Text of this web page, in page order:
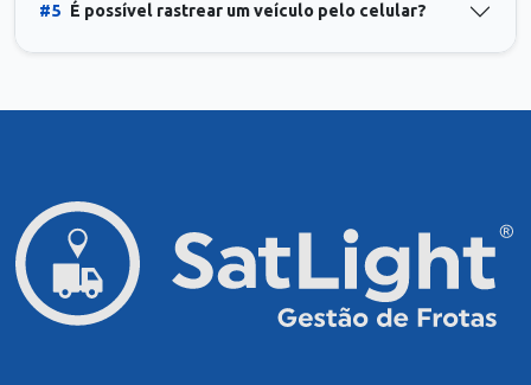
#5 É possível rastrear um veículo pelo celular?